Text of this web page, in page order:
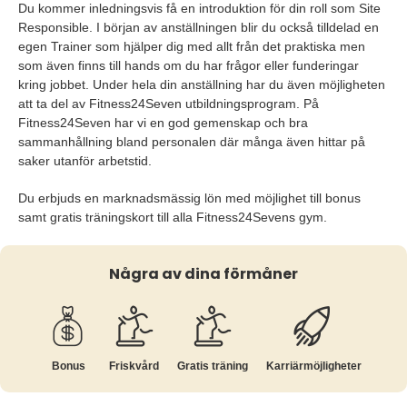
Du kommer inledningsvis få en introduktion för din roll som Site
Responsible. I början av anställningen blir du också tilldelad en
egen Trainer som hjälper dig med allt från det praktiska men
som även finns till hands om du har frågor eller funderingar
kring jobbet. Under hela din anställning har du även möjligheten
att ta del av Fitness24Seven utbildningsprogram. På
Fitness24Seven har vi en god gemenskap och bra
sammanhållning bland personalen där många även hittar på
saker utanför arbetstid.
Du erbjuds en marknadsmässig lön med möjlighet till bonus
samt gratis träningskort till alla Fitness24Sevens gym.
Några av dina förmåner
Bonus Friskvård Gratis träning Karriär­möjligheter